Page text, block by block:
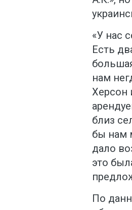
«У нас
Есть
нам
Херсон
близ
бы нам
дало
это
По